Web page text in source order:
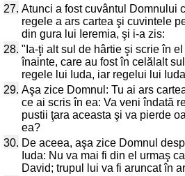
27. Atunci a fost cuvântul Domnului
regele a ars cartea şi cuvintele
din gura lui Ieremia, şi i-a zis:
28. "Ia-ţi alt sul de hârtie şi scrie în
înainte, care au fost în celălalt
regele lui Iuda, iar regelui lui
29. Aşa zice Domnul: Tu ai ars
ce ai scris în ea: Va veni îndată
pustii ţara aceasta şi va pierde
ea?
30. De aceea, aşa zice Domnul
Iuda: Nu va mai fi din el urmaş
David; trupul lui va fi aruncat în